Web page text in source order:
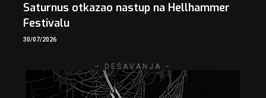
Saturnus otkazao nastup na Hellhammer
Festivalu
30/07/2026
– DEŠAVANJA –